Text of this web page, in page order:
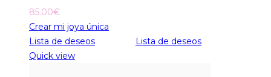
85.00€
Crear mi joya única
Lista de deseos
Lista de deseos
Quick view